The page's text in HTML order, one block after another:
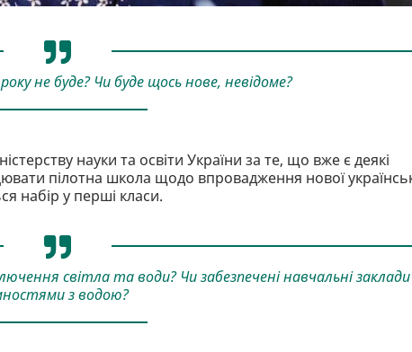
не буде? Чи буде щось нове, невідоме?
науки та освіти України за те, що вже є деякі
пілотна школа щодо впровадження нової
набір у перші класи.
світла та води? Чи забезпечені навчальні заклади
з водою?